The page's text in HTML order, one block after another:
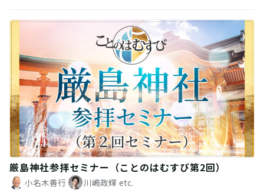
厳島神社参拝セミナー（ことのはむすび第2回）
小名木善行 川嶋政輝 etc.